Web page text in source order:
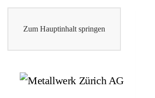
Zum Hauptinhalt springen